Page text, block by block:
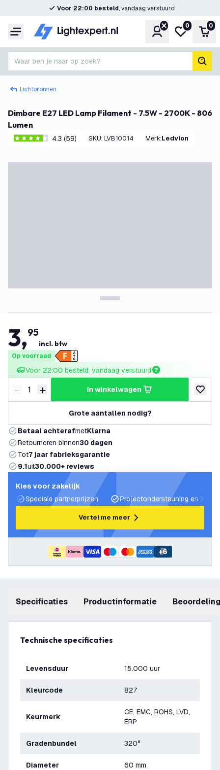
Voor 22:00 besteld, vandaag verstuurd
Menu Account
Mijn
0 0
Waar ben je naar op zoek?
Lichtbronnen
Dimbare E27 LED Lamp Filament - 7.5W - 2700K - 806
Lumen
4.3 score sterren
4.3 (59) SKU: LVB10014 Merk: Ledvion
3,95
incl. btw
Op voorraad
Voor 22:00 besteld, vandaag verstuurd
Verminder hoeveelheid
- Verhoog hoeveelheid
+ in winkelwagen
Grote aantallen nodig?
Betaal achterafmetKlarna
Retourneren binnen30 dagen
Tot7 jaar fabrieksgarantie
9.1uit30.000+ reviews
Kies voor zakelijk
Speciale partnerprijzen
Projectondersteuning en
Vertel me meer
+6
Specificaties productinformatie
Technische specificaties
Levensduur 15.000 uur
Kleurcode 827
Keurmerk
CE, EMC, ROHS, LVD,
ERP
Gradenbundel 320°
Diameter 60 mm